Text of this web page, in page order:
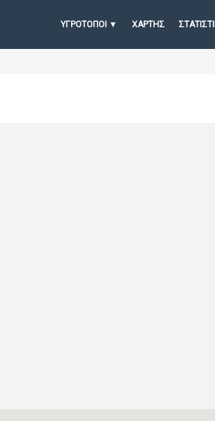
ΥΓΡΟΤΟΠΟΙ ΧΆΡΤΗΣ